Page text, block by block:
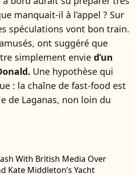
manquait-il à l’appel ? Sur
spéculations vont bon train.
ont suggéré que
simplement envie d’un
Une hypothèse qui
: la chaîne de fast-food est
de Laganas, non loin du
With British Media Over
Kate Middleton’s Yacht